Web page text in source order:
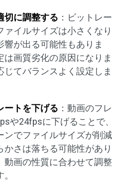
切に調整する ：ビットレー
ァイルサイズは小さくなり
響が出る可能性もありま
は画質劣化の原因になりま
じてバランスよく設定しま
ートを下げる ：動画のフレ
や24fpsに下げることで、
ンでファイルサイズが削減
かさは落ちる可能性があり
動画の性質に合わせて調整